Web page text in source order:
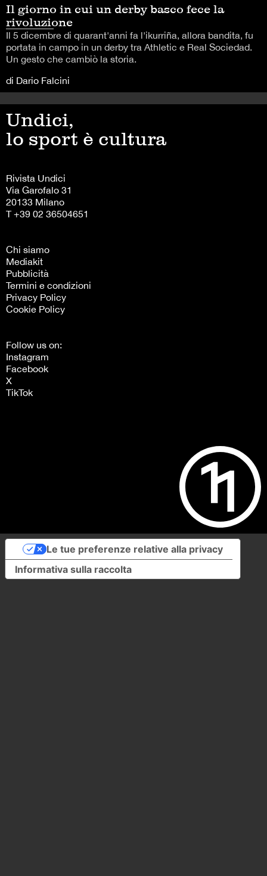
Il giorno in cui un derby basco fece la
rivoluzione
Il 5 dicembre di quarant'anni fa l'ikurriña, allora bandita, fu
portata in campo in un derby tra Athletic e Real Sociedad.
Un gesto che cambiò la storia.
di Dario Falcini
Undici,
lo sport è cultura
Rivista Undici
Via Garofalo 31
20133 Milano
T +39 02 36504651
Chi siamo
Mediakit
Pubblicità
Termini e condizioni
Privacy Policy
Cookie Policy
Follow us on:
Instagram
Facebook
X
TikTok
Informativa sulla raccolta
Le tue preferenze relative alla privacy